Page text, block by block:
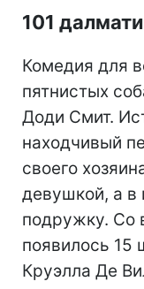
101
Комедия для
пятнистых
Доди Смит.
находчивый
своего
девушкой, а в
подружку. Со
появилось 15
Круэлла Де